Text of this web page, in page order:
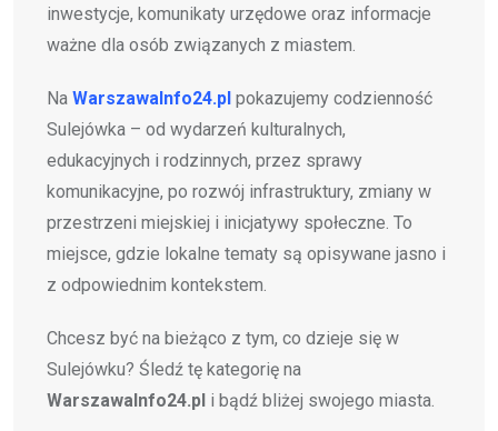
inwestycje, komunikaty urzędowe oraz informacje
ważne dla osób związanych z miastem.
Na WarszawaInfo24.pl pokazujemy codzienność
Sulejówka – od wydarzeń kulturalnych,
edukacyjnych i rodzinnych, przez sprawy
komunikacyjne, po rozwój infrastruktury, zmiany w
przestrzeni miejskiej i inicjatywy społeczne. To
miejsce, gdzie lokalne tematy są opisywane jasno i
z odpowiednim kontekstem.
Chcesz być na bieżąco z tym, co dzieje się w
Sulejówku? Śledź tę kategorię na
WarszawaInfo24.pl i bądź bliżej swojego miasta.